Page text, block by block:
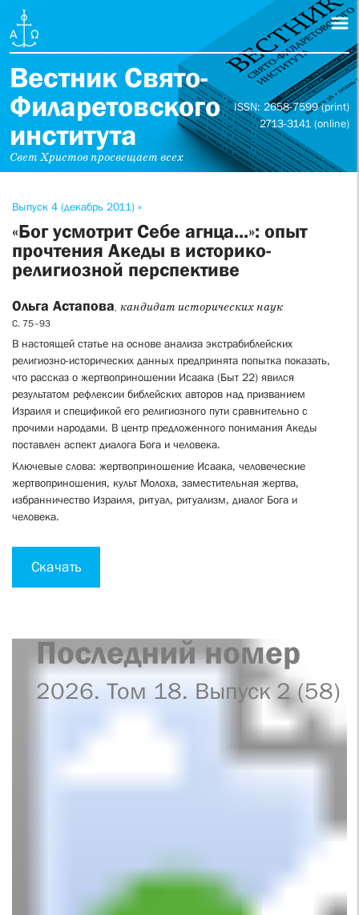
Вестник Свято-
Филаретовского
института
Свет Христов просвещает всех
ISSN: 2658-7599 (print)
2713-3141 (online)
Выпуск 4 (декабрь 2011) »
«Бог усмотрит Себе агнца...»: опыт
прочтения Акеды в историко-
религиозной перспективе
Ольга Астапова, кандидат исторических наук
С. 75–93
В настоящей статье на основе анализа экстрабиблейских
религиозно-исторических данных предпринята попытка показать,
что рассказ о жертвоприношении Исаака (Быт 22) явился
результатом рефлексии библейских авторов над призванием
Израиля и спецификой его религиозного пути сравнительно с
прочими народами. В центр предложенного понимания Акеды
поставлен аспект диалога Бога и человека.
Ключевые слова: жертвоприношение Исаака, человеческие
жертвоприношения, культ Молоха, заместительная жертва,
избранничество Израиля, ритуал, ритуализм, диалог Бога и
человека.
Скачать
Последний номер
2026. Том 18. Выпуск 2 (58)